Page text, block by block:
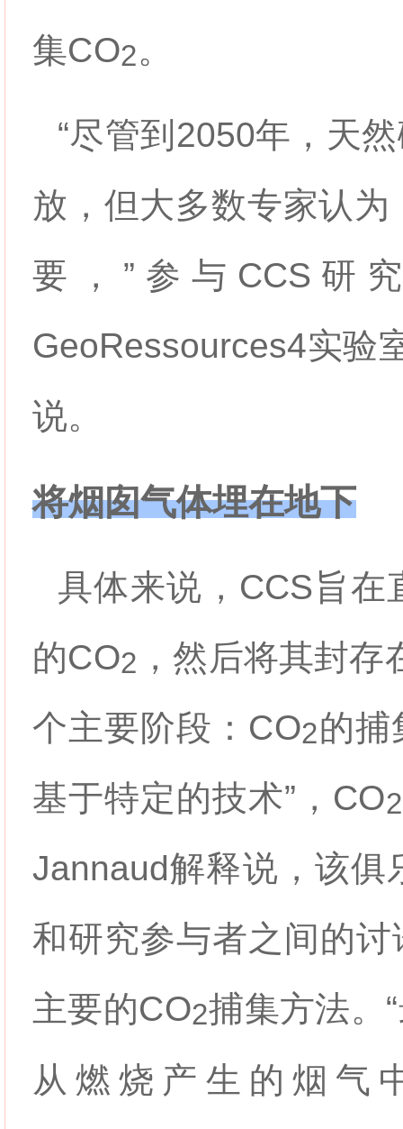
集CO2。
“尽管到2050年，天
放，但大多数专家认
要，”参与CCS研
GeoRessources4实验
说。
将烟囱气体埋在地下
具体来说，CCS旨
的CO2 ，然后将其封
个主要阶段： CO2的捕
基于特定的技术”， CO2
Jannaud解释说，该俱
和研究参与者之间的
主要的CO2捕集方法。
从燃烧产生的烟气